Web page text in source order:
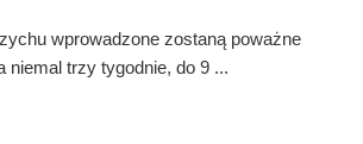
wprowadzone zostaną poważne
niemal trzy tygodnie, do 9 ...